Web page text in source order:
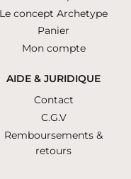
Le concept Archetype
Panier
Mon compte
AIDE & JURIDIQUE
Contact
C.G.V
Remboursements &
retours